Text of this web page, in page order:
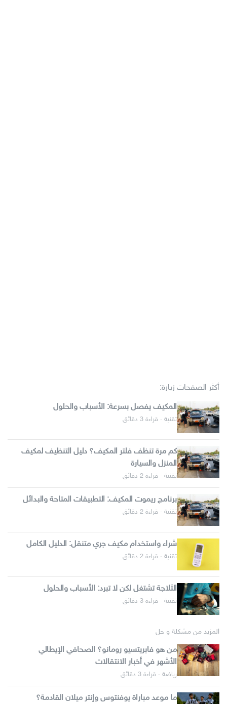
أكثر الصفحات زيارة:
المكيف يفصل بسرعة: الأسباب والحلول
تقنية · قراءة 3 دقائق
كم مرة تنظف فلتر المكيف؟ دليل التنظيف لمكيف
المنزل والسيارة
تقنية · قراءة 2 دقائق
برنامج ريموت المكيف: التطبيقات المتاحة والبدائل
تقنية · قراءة 2 دقائق
شراء واستخدام مكيف جري متنقل: الدليل الكامل
تقنية · قراءة 2 دقائق
الثلاجة تشتغل لكن لا تبرد: الأسباب والحلول
تقنية · قراءة 3 دقائق
المزيد من مشكلة و حل
من هو فابريتسيو رومانو؟ الصحافي الإيطالي
الأشهر في أخبار الانتقالات
رياضة · قراءة 3 دقائق
ما موعد مباراة يوفنتوس وإنتر ميلان القادمة؟